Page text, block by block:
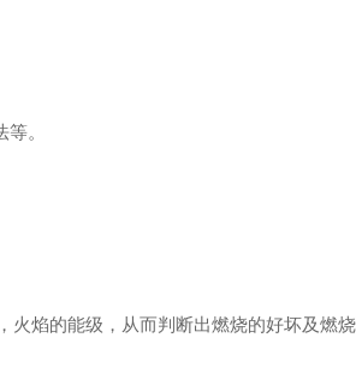
。
焰的能级，从而判断出燃烧的好坏及燃烧